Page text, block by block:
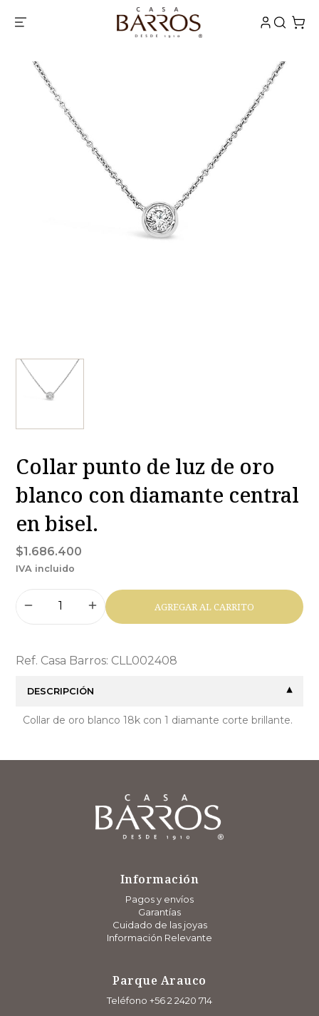
Collar punto de luz de oro
blanco con diamante central
en bisel.
$1.686.400
IVA incluido
AGREGAR AL CARRITO
Ref. Casa Barros: CLL002408
DESCRIPCIÓN
Collar de oro blanco 18k con 1 diamante corte brillante.
Información
Pagos y envíos
Garantías
Cuidado de las joyas
Información Relevante
Parque Arauco
Teléfono +56 2 2420 714